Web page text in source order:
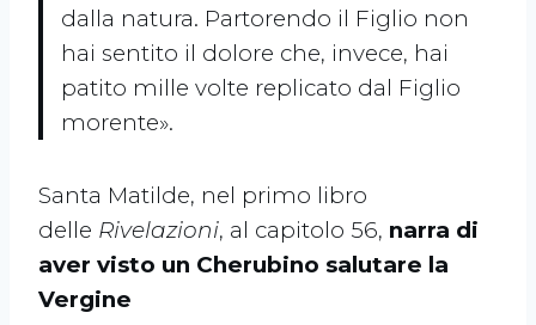
dalla natura. Partorendo il Figlio non
hai sentito il dolore che, invece, hai
patito mille volte replicato dal Figlio
morente».
Santa Matilde, nel primo libro
delle Rivelazioni, al capitolo 56, narra di
aver visto un Cherubino salutare la
Vergine